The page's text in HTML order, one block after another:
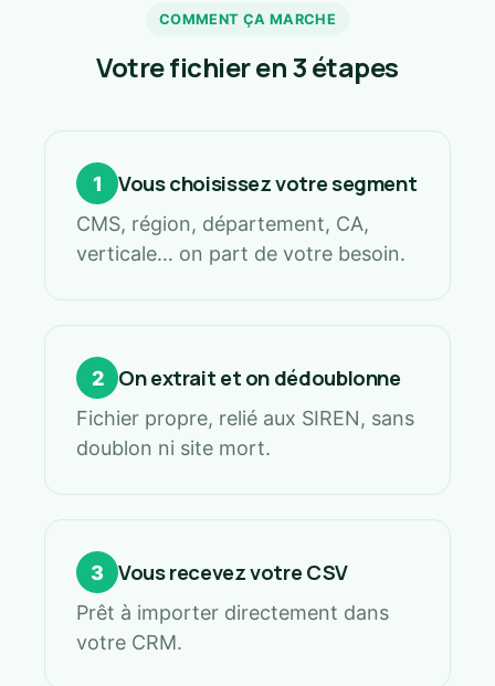
COMMENT ÇA MARCHE
Votre fichier en 3 étapes
1 Vous choisissez votre segment
CMS, région, département, CA,
verticale… on part de votre besoin.
2 On extrait et on dédoublonne
Fichier propre, relié aux SIREN, sans
doublon ni site mort.
3 Vous recevez votre CSV
Prêt à importer directement dans
votre CRM.